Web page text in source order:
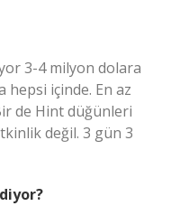
3-4 milyon dolara
hepsi içinde. En az
de Hint düğünleri
değil. 3 gün 3